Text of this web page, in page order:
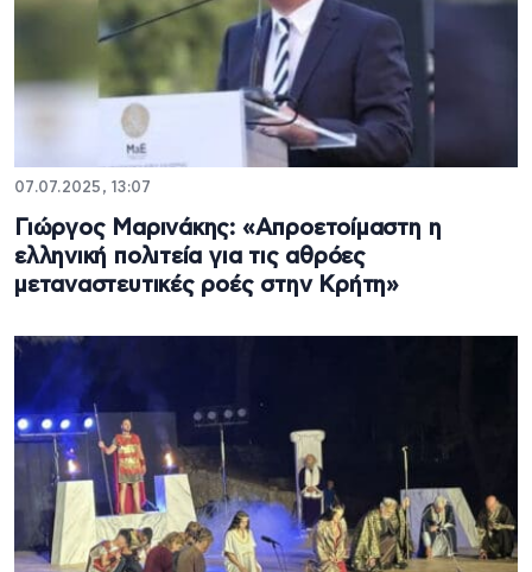
07.07.2025, 13:07
Γιώργος Μαρινάκης: «Απροετοίμαστη η
ελληνική πολιτεία για τις αθρόες
μεταναστευτικές ροές στην Κρήτη»